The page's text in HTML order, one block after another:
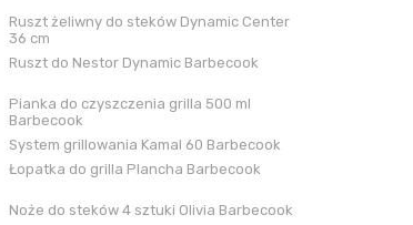
Ruszt żeliwny do steków Dynamic Center
36 cm
Ruszt do Nestor Dynamic Barbecook
Pianka do czyszczenia grilla 500 ml
Barbecook
System grillowania Kamal 60 Barbecook
Łopatka do grilla Plancha Barbecook
Noże do steków 4 sztuki Olivia Barbecook